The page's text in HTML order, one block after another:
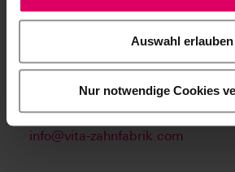
Auswahl erlauben
Nur notwendige Cookies
VITA Zahnfabrik
+49 7761 562 0
Fax
+49 7761 562 299
info@vita-zahnfabrik.com